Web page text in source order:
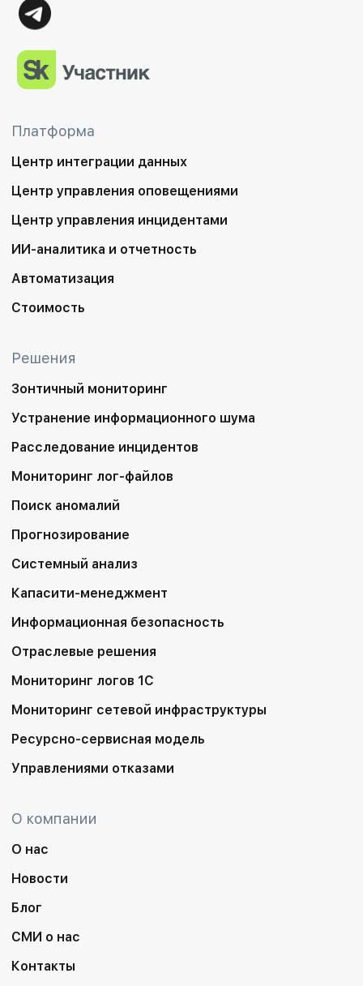
Платформа
Центр интеграции данных
Центр управления оповещениями
Центр управления инцидентами
ИИ-аналитика и отчетность
Автоматизация
Стоимость
Решения
Зонтичный мониторинг
Устранение информационного шума
Расследование инцидентов
Мониторинг лог-файлов
Поиск аномалий
Прогнозирование
Системный анализ
Капасити-менеджмент
Информационная безопасность
Отраслевые решения
Мониторинг логов 1С
Мониторинг сетевой инфраструктуры
Ресурсно-сервисная модель
Управлениями отказами
О компании
О нас
Новости
Блог
СМИ о нас
Контакты